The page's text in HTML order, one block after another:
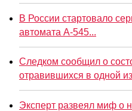
В России стартовало
автомата А-545...
Следком сообщил о
отравившихся в одной
Эксперт развеял миф о